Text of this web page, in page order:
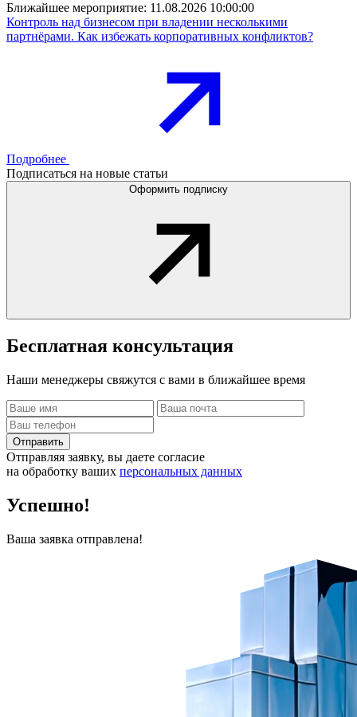
Ближайшее мероприятие: 11.08.2026 10:00:00
Контроль над бизнесом при владении несколькими
партнёрами. Как избежать корпоративных конфликтов?
Подробнее
Подписаться на новые статьи
Оформить подписку
Бесплатная консультация
Наши менеджеры свяжутся с вами в ближайшее время
Отправить
Отправляя заявку, вы даете согласие
на обработку ваших персональных данных
Успешно!
Ваша заявка отправлена!